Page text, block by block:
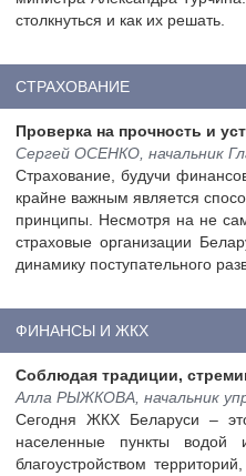
столкнуться и как их решать.
СТРАХОВАНИЕ
Проверка на прочность и
Сергей ОСЕНКО, начальник
Страхование, будучи
крайне важным является
принципы. Несмотря на не
страховые организации
динамику поступательного
ФИНАНСЫ И ЖКХ
Соблюдая традиции,
Алла РЫЖКОВА, начальник
Сегодня ЖКХ Беларуси – это
населенные пункты водой
благоустройством